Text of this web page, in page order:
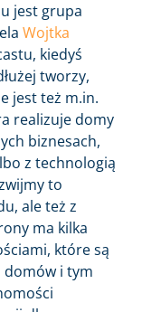
jest grupa
Wojtka
kiedyś
tworzy,
jest też m.in.
realizuje domy
biznesach,
z technologią
to
ale też z
ma kilka
które są
i tym